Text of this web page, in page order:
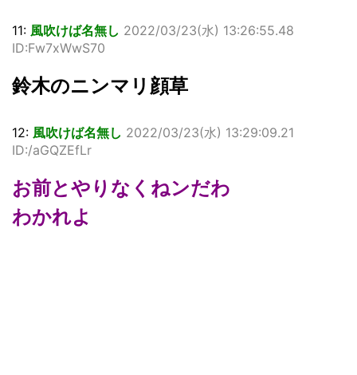
11: 風吹けば名無し 2022/03/23(水) 13:26:55.48
ID:Fw7xWwS70
鈴木のニンマリ顔草
12: 風吹けば名無し 2022/03/23(水) 13:29:09.21
ID:/aGQZEfLr
お前とやりなくねンだわ
わかれよ